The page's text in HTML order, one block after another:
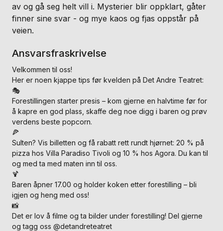
av og gå seg helt vill i. Mysterier blir oppklart, gåter
finner sine svar - og mye kaos og fjas oppstår på
veien.
Ansvarsfraskrivelse
Velkommen til oss!
Her er noen kjappe tips før kvelden på Det Andre Teatret:
🎭
Forestillingen starter presis – kom gjerne en halvtime før for
å kapre en god plass, skaffe deg noe digg i baren og prøv
verdens beste popcorn.
🍕
Sulten? Vis billetten og få rabatt rett rundt hjørnet: 20 % på
pizza hos Villa Paradiso Tivoli og 10 % hos Agora. Du kan til
og med ta med maten inn til oss.
🍹
Baren åpner 17.00 og holder koken etter forestilling – bli
igjen og heng med oss!
📸
Det er lov å filme og ta bilder under forestilling! Del gjerne
og tagg oss @detandreteatret